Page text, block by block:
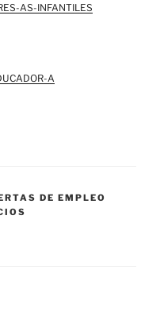
AS-INFANTILES
A
DE EMPLEO